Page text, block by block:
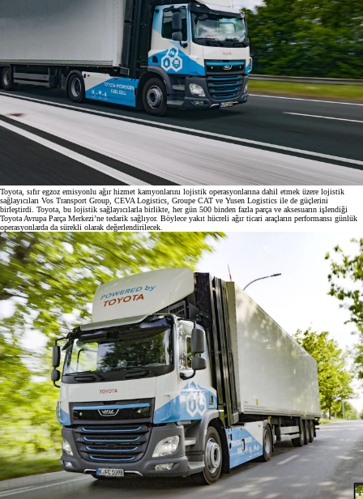
Toyota, sıfır egzoz emisyonlu ağır hizmet kamyonlarını lojistik operasyonlarına dahil etmek üzere lojistik
sağlayıcıları Vos Transport Group, CEVA Logistics, Groupe CAT ve Yusen Logistics ile de güçlerini
birleştirdi. Toyota, bu lojistik sağlayıcılarla birlikte, her gün 500 binden fazla parça ve aksesuarın işlendiği
Toyota Avrupa Parça Merkezi’ne tedarik sağlıyor. Böylece yakıt hücreli ağır ticari araçların performansı günlük
operasyonlarda da sürekli olarak değerlendirilecek.